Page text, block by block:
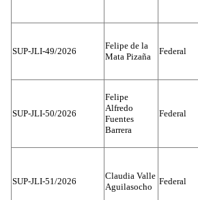
SUP-JLI-49/2026
Felipe de la
Mata Pizaña
Federal
SUP-JLI-50/2026
Felipe
Alfredo
Fuentes
Barrera
Federal
SUP-JLI-51/2026
Claudia Valle
Aguilasocho
Federal